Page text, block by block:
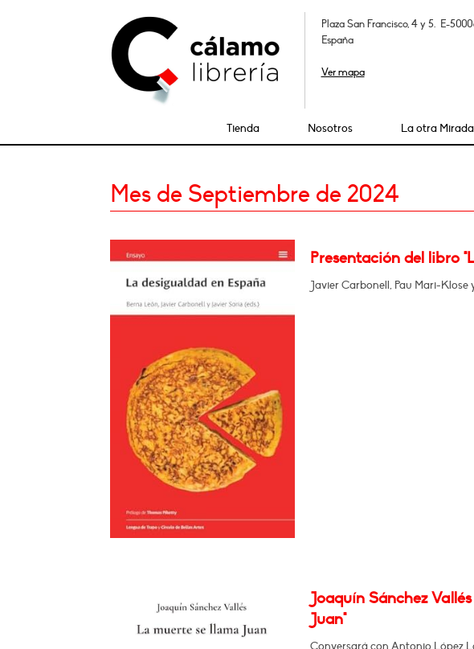
Plaza San Francisco, 4 y 5. E-
España
Ver mapa
Tienda Nosotros La otra Mirada
Mes de Septiembre de 2024
Presentación del libro
Javier Carbonell, Pau Mari-Klose
Joaquín Sánchez
Juan"
Conversará con Antonio López